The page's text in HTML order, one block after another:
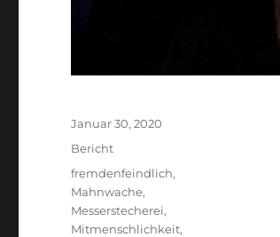
Veröffentlicht
Januar 30, 2020
Kategorien
Bericht
Schlagwörter
fremdenfeindlich,
Mahnwache,
Messerstecherei,
Mitmenschlichkeit,